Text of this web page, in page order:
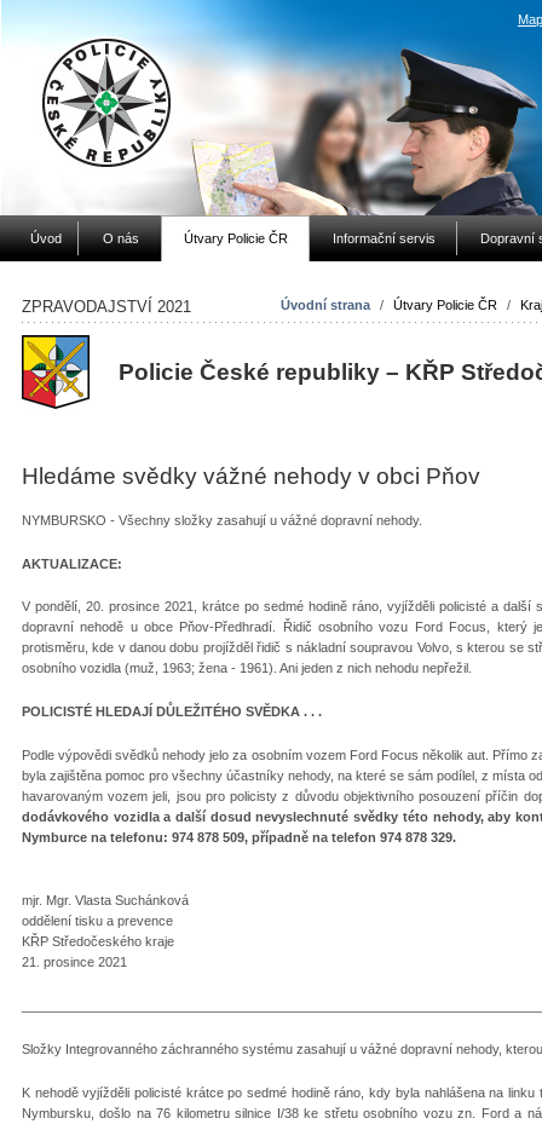
Úvod O nás Útvary Policie ČR Informační servis Dopravní
Úvodní strana / Útvary Policie ČR /
ZPRAVODAJSTVÍ 2021
Policie České republiky – KŘP
Hledáme svědky vážné nehody v obci Pňov
NYMBURSKO - Všechny složky zasahují u vážné dopravní nehody.
AKTUALIZACE:
V pondělí, 20. prosince 2021, krátce po sedmé hodině ráno, vyjížděli policisté a
dopravní nehodě u obce Pňov-Předhradí. Řidič osobního vozu Ford Focus, který
protisměru, kde v danou dobu projížděl řidič s nákladní soupravou Volvo, s kterou se
osobního vozidla (muž, 1963; žena - 1961). Ani jeden z nich nehodu nepřežil.
POLICISTÉ HLEDAJÍ DŮLEŽITÉHO SVĚDKA . . .
Podle výpovědi svědků nehody jelo za osobním vozem Ford Focus několik aut. Přímo
byla zajištěna pomoc pro všechny účastníky nehody, na které se sám podílel, z místa
havarovaným vozem jeli, jsou pro policisty z důvodu objektivního posouzení příčin
dodávkového vozidla a další dosud nevyslechnuté svědky této nehody, aby
Nymburce na telefonu: 974 878 509, případně na telefon 974 878 329.
mjr. Mgr. Vlasta Suchánková
oddělení tisku a prevence
KŘP Středočeského kraje
21. prosince 2021
Složky Integrovanného záchranného systému zasahují u vážné dopravní nehody,
K nehodě vyjížděli policisté krátce po sedmé hodině ráno, kdy byla nahlášena na
Nymbursku, došlo na 76 kilometru silnice I/38 ke střetu osobního vozu zn. Ford a